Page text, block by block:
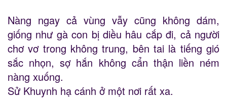
Nàng ngay cả vùng vẫy cũng không dám,
giống như gà con bị diều hâu cắp đi, cả người
chơ vơ trong không trung, bên tai là tiếng gió
sắc nhọn, sợ hắn không cẩn thận liền ném
nàng xuống.
Sử Khuynh hạ cánh ở một nơi rất xa.